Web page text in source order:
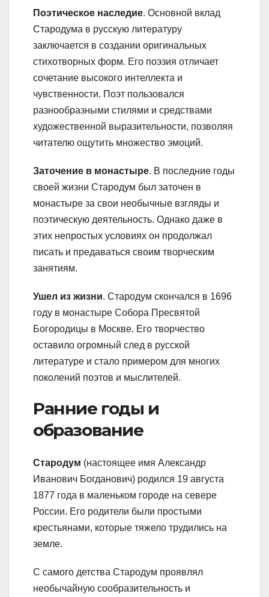
Поэтическое наследие. Основной вклад
Стародума в русскую литературу
заключается в создании оригинальных
стихотворных форм. Его поэзия отличает
сочетание высокого интеллекта и
чувственности. Поэт пользовался
разнообразными стилями и средствами
художественной выразительности, позволяя
читателю ощутить множество эмоций.
Заточение в монастыре. В последние годы
своей жизни Стародум был заточен в
монастыре за свои необычные взгляды и
поэтическую деятельность. Однако даже в
этих непростых условиях он продолжал
писать и предаваться своим творческим
занятиям.
Ушел из жизни. Стародум скончался в 1696
году в монастыре Собора Пресвятой
Богородицы в Москве. Его творчество
оставило огромный след в русской
литературе и стало примером для многих
поколений поэтов и мыслителей.
Ранние годы и
образование
Стародум (настоящее имя Александр
Иванович Богданович) родился 19 августа
1877 года в маленьком городе на севере
России. Его родители были простыми
крестьянами, которые тяжело трудились на
земле.
С самого детства Стародум проявлял
необычайную сообразительность и